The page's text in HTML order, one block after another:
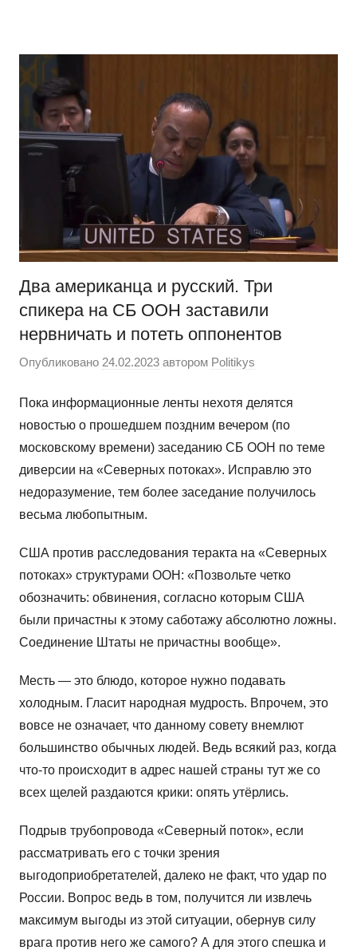
содержимому
на
WordPress
Два американца и русский. Три
спикера на СБ ООН заставили
нервничать и потеть оппонентов
Опубликовано 24.02.2023 автором Politikys
Пока информационные ленты нехотя делятся
новостью о прошедшем поздним вечером (по
московскому времени) заседанию СБ ООН по теме
диверсии на «Северных потоках». Исправлю это
недоразумение, тем более заседание получилось
весьма любопытным.
США против расследования теракта на «Северных
потоках» структурами ООН: «Позвольте четко
обозначить: обвинения, согласно которым США
были причастны к этому саботажу абсолютно ложны.
Соединение Штаты не причастны вообще».
Месть — это блюдо, которое нужно подавать
холодным. Гласит народная мудрость. Впрочем, это
вовсе не означает, что данному совету внемлют
большинство обычных людей. Ведь всякий раз, когда
что-то происходит в адрес нашей страны тут же со
всех щелей раздаются крики: опять утёрлись.
Подрыв трубопровода «Северный поток», если
рассматривать его с точки зрения
выгодоприобретателей, далеко не факт, что удар по
России. Вопрос ведь в том, получится ли извлечь
максимум выгоды из этой ситуации, обернув силу
врага против него же самого? А для этого спешка и